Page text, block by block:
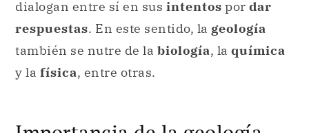
Importancia de la geología.